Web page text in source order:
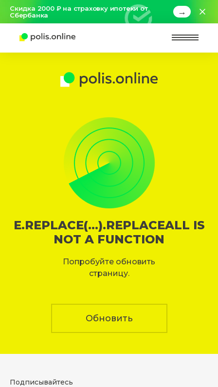
Скидка 2000 ₽ на страховку ипотеки от
Сбербанка
→
E.REPLACE(...).REPLACEALL IS
NOT A FUNCTION
Попробуйте обновить
страницу.
Обновить
Подписывайтесь